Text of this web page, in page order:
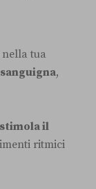
nella tua
,
stimola il
ritmici